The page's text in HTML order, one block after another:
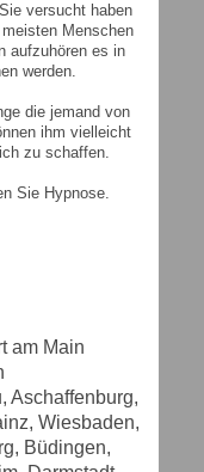
versucht haben
Menschen
aufzuhören es in
werden.
die jemand von
ihm vielleicht
zu schaffen.
Sie Hypnose.
am Main
Aschaffenburg,
Wiesbaden,
Büdingen,